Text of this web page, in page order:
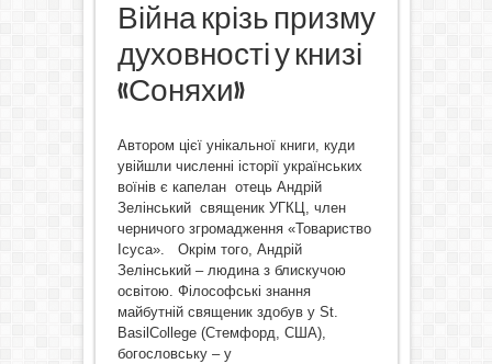
Війна крізь призму
духовності у книзі
«Соняхи»
Автором цієї унікальної книги, куди
увійшли численні історії українських
воїнів є капелан отець Андрій
Зелінський священик УГКЦ, член
черничого згромадження «Товариство
Ісуса». Окрім того, Андрій
Зелінський – людина з блискучою
освітою. Філософські знання
майбутній священик здобув у St.
BasilCollege (Стемфорд, США),
богословську – у